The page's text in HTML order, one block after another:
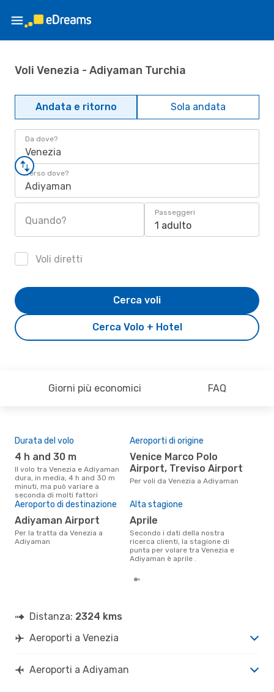
Voli Venezia - Adiyaman Turchia
Andata e ritorno Sola andata
Da dove?
Venezia
Verso dove?
Adiyaman
Quando?
Passeggeri
1 adulto
Voli diretti
Cerca Volo + Hotel
Cerca voli
Giorni più economici FAQ
Durata del volo
4 h and 30 m
Il volo tra Venezia e Adiyaman
dura, in media, 4 h and 30 m
minuti, ma può variare a
seconda di molti fattori
Aeroporti di origine
Venice Marco Polo
Airport, Treviso Airport
Per voli da Venezia a Adiyaman
Aeroporto di destinazione
Adiyaman Airport
Per la tratta da Venezia a
Adiyaman
Alta stagione
aprile
Secondo i dati della nostra
ricerca clienti, la stagione di
punta per volare tra Venezia e
Adiyaman è aprile .
Distanza: 2324 kms
Aeroporti a Venezia
Aeroporti a Adiyaman